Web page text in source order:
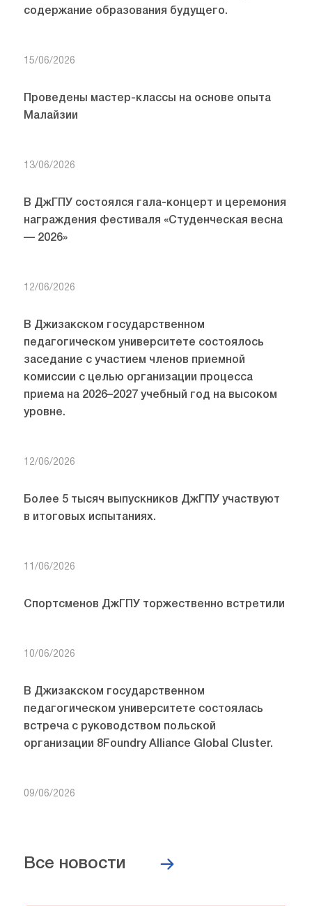
содержание образования будущего.
15/06/2026
Проведены мастер-классы на основе опыта
Малайзии
13/06/2026
В ДжГПУ состоялся гала-концерт и церемония
награждения фестиваля «Студенческая весна
— 2026»
12/06/2026
В Джизакском государственном
педагогическом университете состоялось
заседание с участием членов приемной
комиссии с целью организации процесса
приема на 2026–2027 учебный год на высоком
уровне.
12/06/2026
Более 5 тысяч выпускников ДжГПУ участвуют
в итоговых испытаниях.
11/06/2026
Спортсменов ДжГПУ торжественно встретили
10/06/2026
В Джизакском государственном
педагогическом университете состоялась
встреча с руководством польской
организации 8Foundry Alliance Global Cluster.
09/06/2026
Все новости